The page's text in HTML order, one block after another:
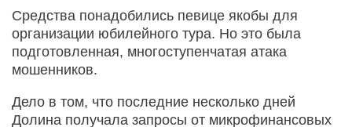
Средства понадобились певице якобы для
организации юбилейного тура. Но это была
подготовленная, многоступенчатая атака
мошенников.
Дело в том, что последние несколько дней
Долина получала запросы от микрофинансовых